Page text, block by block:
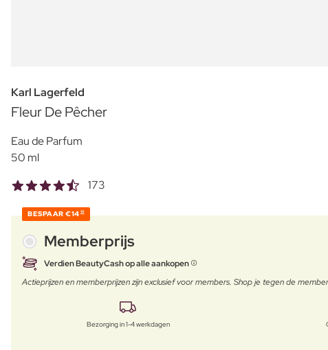
Karl Lagerfeld
Fleur De Pêcher
Eau de Parfum
50 ml
173
BESPAAR €14 10
Memberprijs
Verdien BeautyCash op alle aankopen
Actieprijzen en memberprijzen zijn exclusief voor members. Shop je tegen de
Bezorging in 1-4 werkdagen